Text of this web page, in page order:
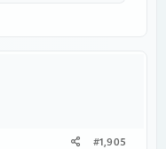
#1,905